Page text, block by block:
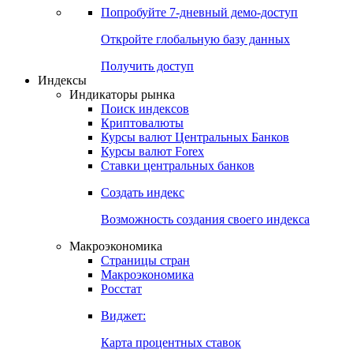
Попробуйте 7-дневный демо-доступ
Откройте глобальную базу данных
Получить доступ
Индексы
Индикаторы рынка
Поиск индексов
Криптовалюты
Курсы валют Центральных Банков
Курсы валют Forex
Ставки центральных банков
Создать индекс
Возможность создания своего индекса
Макроэкономика
Страницы стран
Макроэкономика
Росстат
Виджет:
Карта процентных ставок